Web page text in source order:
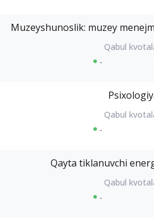
Muzeyshunoslik: muzey
-
-
Qayta tiklanuvchi
-